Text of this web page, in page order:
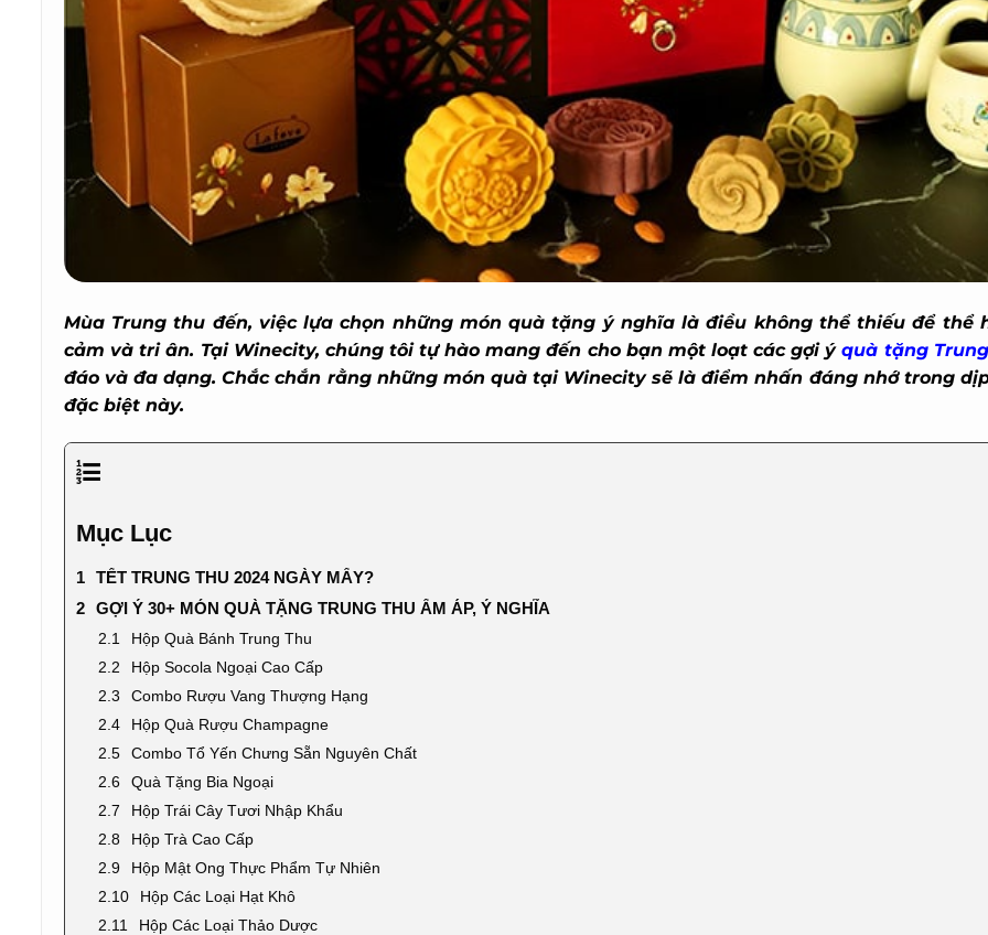
Mùa Trung thu đến, việc lựa chọn những món quà tặng ý nghĩa là điều không thể thiếu để thể
cảm và tri ân. Tại Winecity, chúng tôi tự hào mang đến cho bạn một loạt các gợi ýquà tặng Trung
đáo và đa dạng. Chắc chắn rằng những món quà tại Winecity sẽ là điểm nhấn đáng nhớ trong
đặc biệt này.
Mục Lục
TẾT TRUNG THU 2024 NGÀY MẤY?
GỢI Ý 30+ MÓN QUÀ TẶNG TRUNG THU ẤM ÁP, Ý NGHĨA
Hộp Quà Bánh Trung Thu
Hộp Socola Ngoại Cao Cấp
Combo Rượu Vang Thượng Hạng
Hộp Quà Rượu Champagne
Combo Tổ Yến Chưng Sẵn Nguyên Chất
Quà Tặng Bia Ngoại
Hộp Trái Cây Tươi Nhập Khẩu
Hộp Trà Cao Cấp
Hộp Mật Ong Thực Phẩm Tự Nhiên
Hộp Các Loại Hạt Khô
Hộp Các Loại Thảo Dược